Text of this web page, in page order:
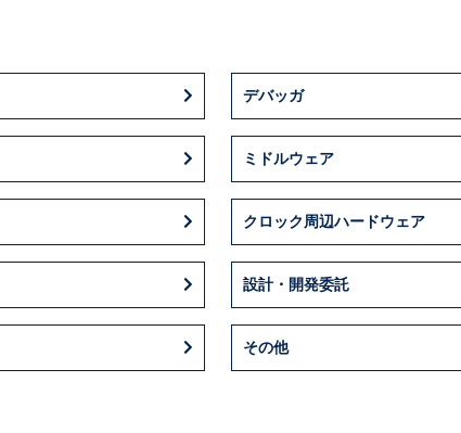
デバッガ
ミドルウェア
クロック周辺ハードウェア
設計・開発委託
その他